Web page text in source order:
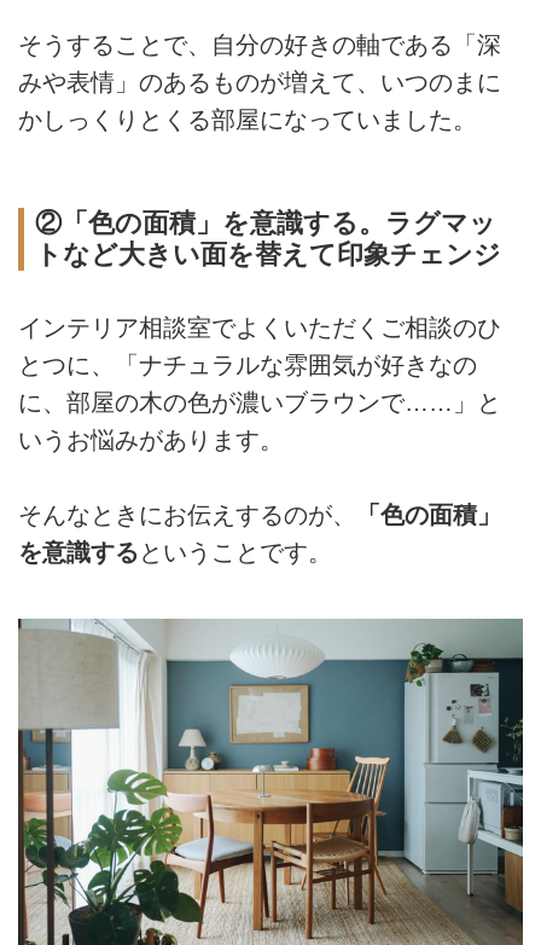
そうすることで、自分の好きの軸である「深
みや表情」のあるものが増えて、いつのまに
かしっくりとくる部屋になっていました。
②「色の面積」を意識する。ラグマッ
トなど大きい面を替えて印象チェンジ
インテリア相談室でよくいただくご相談のひ
とつに、「ナチュラルな雰囲気が好きなの
に、部屋の木の色が濃いブラウンで……」と
いうお悩みがあります。
そんなときにお伝えするのが、
「色の面積」
を意識する ということです。